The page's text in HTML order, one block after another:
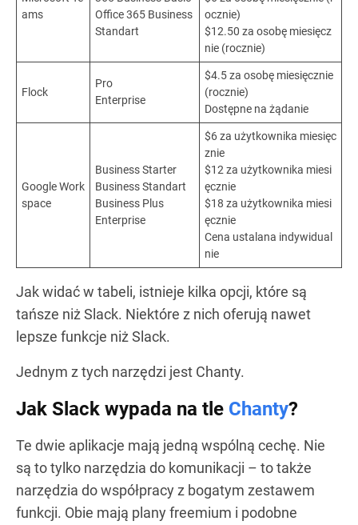
ams
Office 365 Business
Standart
ocznie)
$12.50 za osobę miesięcz
nie (rocznie)
Flock
Pro
Enterprise
$4.5 za osobę miesięcznie
(rocznie)
Dostępne na żądanie
Google Work
space
Business Starter
Business Standart
Business Plus
Enterprise
$6 za użytkownika miesięc
znie
$12 za użytkownika miesi
ęcznie
$18 za użytkownika miesi
ęcznie
Cena ustalana indywidual
nie
Jak widać w tabeli, istnieje kilka opcji, które są
tańsze niż Slack. Niektóre z nich oferują nawet
lepsze funkcje niż Slack.
Jednym z tych narzędzi jest Chanty.
Jak Slack wypada na tle Chanty?
Te dwie aplikacje mają jedną wspólną cechę. Nie
są to tylko narzędzia do komunikacji – to także
narzędzia do współpracy z bogatym zestawem
funkcji. Obie mają plany freemium i podobne